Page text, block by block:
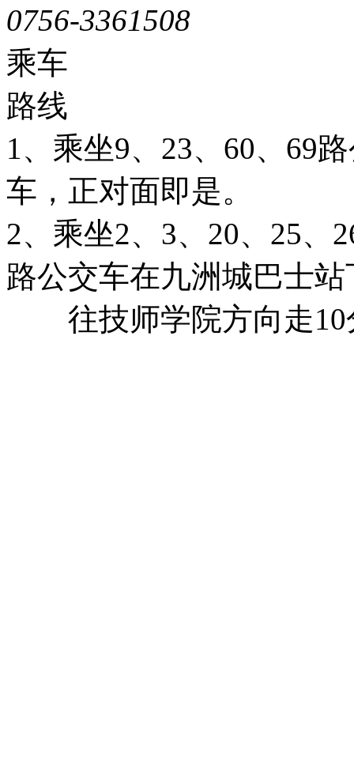
0756-3361508
乘车
路线
1、乘坐9、23、60、69
车，正对面即是。
2、乘坐2、3、20、25、
路公交车在九洲城巴士站
往技师学院方向走10